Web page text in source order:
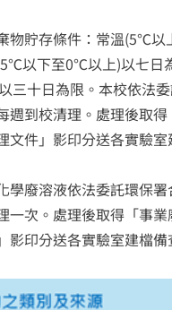
物貯存條件：常溫(5℃以
以下至0℃以上)以七日
三十日為限。本校依法
週到校清理。處理後取
文件」影印分送各實驗室
學廢溶液依法委託環保署
一次。處理後取得「事業
影印分送各實驗室建檔備